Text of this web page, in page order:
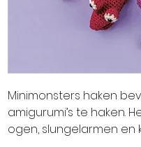
Minimonsters haken
amigurumi’s te haken.
ogen, slungelarmen en